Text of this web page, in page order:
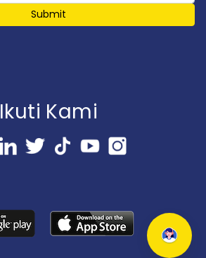
Submit
Ikuti Kami